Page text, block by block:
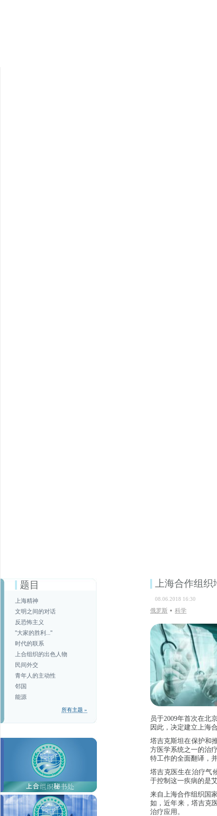
题目
上海精神
文明之间的对话
反恐怖主义
"大家的胜利..."
时代的联系
上合组织的出色人物
民间外交
青年人的主动性
邻国
能源
所有主题 »
上海合作组
08.06.2018 16:30
俄罗斯 科学
员于2009年首次在北
因此，决定建立上海
塔吉克斯坦在保护和
方医学系统之一的治
特工作的全面翻译，
塔吉克医生在治疗气
于控制这一疾病的是
来自上海合作组织国
如，近年来，塔吉克
治疗应用。